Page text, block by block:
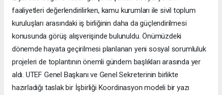
faaliyetleri değerlendirilirken, kamu kurumları ile sivil toplum
kuruluşları arasındaki iş birliğinin daha da güçlendirilmesi
konusunda görüş alışverişinde bulunuldu. Önümüzdeki
dönemde hayata geçirilmesi planlanan yeni sosyal sorumluluk
projeleri de toplantının önemli gündem başlıkları arasında yer
aldı. UTEF Genel Başkanı ve Genel Sekreterinin birlikte
hazırladığı taslak bir İşbirliği Koordinasyon modeli bir yazı